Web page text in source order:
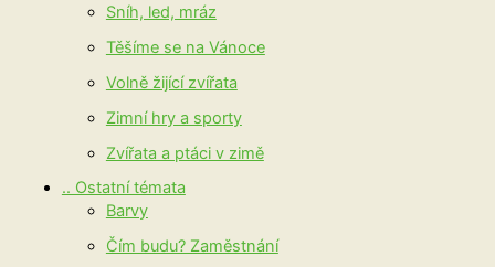
Sníh, led, mráz
Těšíme se na Vánoce
Volně žijící zvířata
Zimní hry a sporty
Zvířata a ptáci v zimě
.. Ostatní témata
Barvy
Čím budu? Zaměstnání